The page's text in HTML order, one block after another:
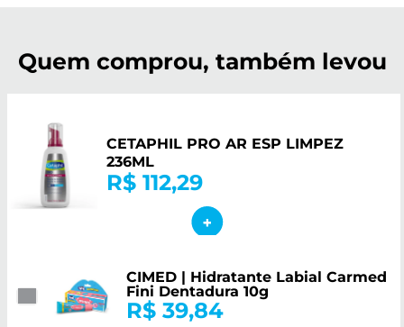
Quem comprou, também levou
CETAPHIL PRO AR ESP LIMPEZ
236ML
R$ 112,29
CIMED | Hidratante Labial Carmed
Fini Dentadura 10g
R$ 39,84